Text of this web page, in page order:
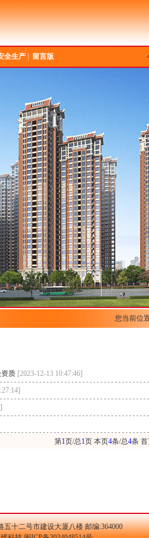
全生产| 留言版
您当前位
质 [2023-12-13 10:47:46]
第1页/总1页 本页4条/总4条
十二号市建设大厦八楼 邮编:364000